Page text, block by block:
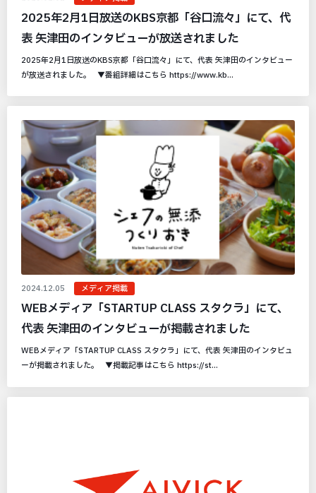
2025年2月1日放送のKBS京都「谷口流々」にて、代
表 矢津田のインタビューが放送されました
2025年2月1日放送のKBS京都「谷口流々」にて、代表 矢津田のインタビュー
が放送されました。 ▼番組詳細はこちら https://www.kb...
2024.12.05 メディア掲載
WEBメディア「STARTUP CLASS スタクラ」にて、
代表 矢津田のインタビューが掲載されました
WEBメディア「STARTUP CLASS スタクラ」にて、代表 矢津田のインタビュ
ーが掲載されました。 ▼掲載記事はこちら https://st...